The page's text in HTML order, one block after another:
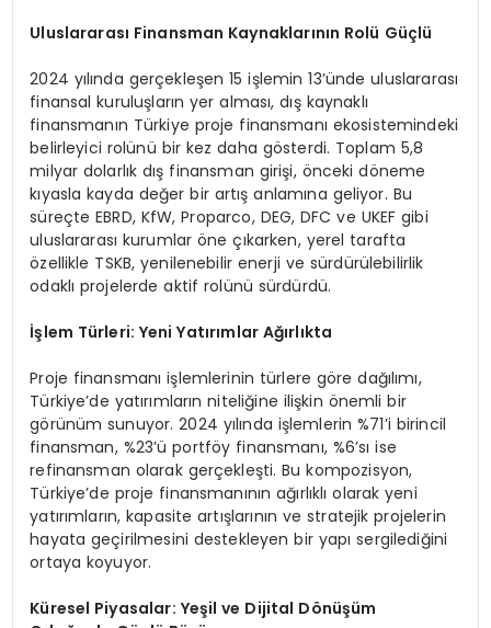
Uluslararası Finansman Kaynaklarının Rolü Güçlü
2024 yılında gerçekleşen 15 işlemin 13’ünde uluslararası
finansal kuruluşların yer alması, dış kaynaklı
finansmanın Türkiye proje finansmanı ekosistemindeki
belirleyici rolünü bir kez daha gösterdi. Toplam 5,8
milyar dolarlık dış finansman girişi, önceki döneme
kıyasla kayda değer bir artış anlamına geliyor. Bu
süreçte EBRD, KfW, Proparco, DEG, DFC ve UKEF gibi
uluslararası kurumlar öne çıkarken, yerel tarafta
özellikle TSKB, yenilenebilir enerji ve sürdürülebilirlik
odaklı projelerde aktif rolünü sürdürdü.
İşlem Türleri: Yeni Yatırımlar Ağırlıkta
Proje finansmanı işlemlerinin türlere göre dağılımı,
Türkiye’de yatırımların niteliğine ilişkin önemli bir
görünüm sunuyor. 2024 yılında işlemlerin %71’i birincil
finansman, %23’ü portföy finansmanı, %6’sı ise
refinansman olarak gerçekleşti. Bu kompozisyon,
Türkiye’de proje finansmanının ağırlıklı olarak yeni
yatırımların, kapasite artışlarının ve stratejik projelerin
hayata geçirilmesini destekleyen bir yapı sergilediğini
ortaya koyuyor.
Küresel Piyasalar: Yeşil ve Dijital Dönüşüm